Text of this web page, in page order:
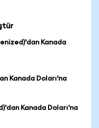
Kanada
Kanada Doları'na
Kanada Doları'na